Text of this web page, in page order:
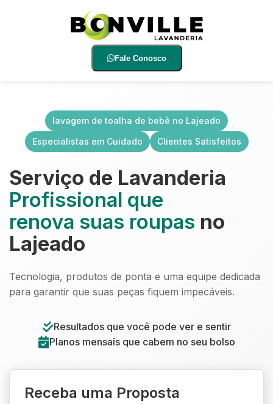
Fale Conosco
lavagem de toalha de bebê no Lajeado
Especialistas em Cuidado
Clientes Satisfeitos
Serviço de Lavanderia
Profissional que
renova suas roupas no
Lajeado
Tecnologia, produtos de ponta e uma equipe dedicada
para garantir que suas peças fiquem impecáveis.
Resultados que você pode ver e sentir
Planos mensais que cabem no seu bolso
Receba uma Proposta